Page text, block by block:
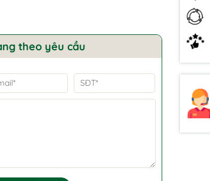
theo yêu cầu